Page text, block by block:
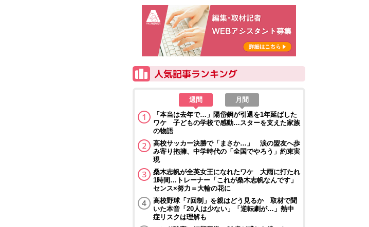
週間
月間
「本当は去年で…」陽岱鋼が引退を1年延ばした
ワケ 子どもの学校で感動…スターを支えた家族
の物語
高校サッカー決勝で「まさか…」 涙の盟友へ歩
み寄り抱擁、中学時代の「全国でやろう」約束実
現
桑木志帆が全英女王になれたワケ 大雨に打たれ
1時間…トレーナー「これが桑木志帆なんです」
センス×努力＝大輪の花に
高校野球「7回制」を親はどう見るか 取材で聞
いた本音「20人は少ない」「逆転劇が…」熱中
症リスクは理解も